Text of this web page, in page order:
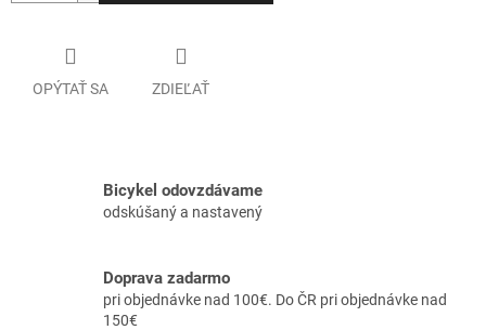
OPÝTAŤ SA ZDIEĽAŤ
Bicykel odovzdávame
odskúšaný a nastavený
Doprava zadarmo
pri objednávke nad 100€. Do ČR pri objednávke nad
150€